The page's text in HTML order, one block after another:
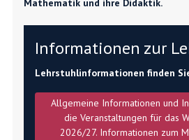
Mathematik und ihre Didaktik.
Informationen zur
Lehrstuhlinformationen finden
Allgemeine Informationen und
die Veranstaltungen für das
2026/27. Informationen zum